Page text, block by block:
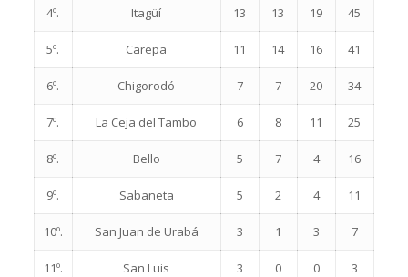
4º. Itagüí 13 13 19 45
5º. Carepa 11 14 16 41
6º. Chigorodó 7 7 20 34
7º. La Ceja del Tambo 6 8 11 25
8º. Bello 5 7 4 16
9º. Sabaneta 5 2 4 11
10º. San Juan de Urabá 3 1 3 7
11º. San Luis 3 0 0 3